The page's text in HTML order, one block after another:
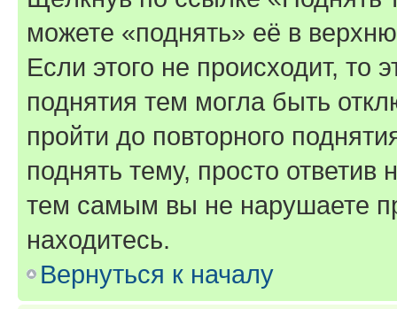
можете «поднять» её в
Если этого не происходит, то
поднятия тем могла быть
пройти до повторного
поднять тему, просто ответив
тем самым вы не нарушаете
находитесь.
Вернуться к началу